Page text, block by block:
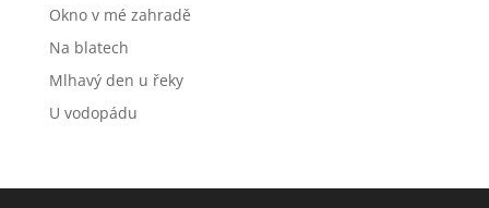
Okno v mé zahradě
Na blatech
Mlhavý den u řeky
U vodopádu